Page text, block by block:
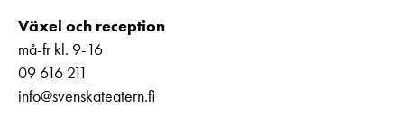
Växel och reception
må-fr kl. 9-16
09 616 211
info@svenskateatern.fi